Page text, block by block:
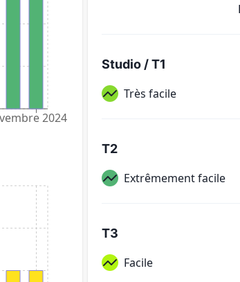
2024
Studio / T1
Très facile
T2
Extrêmement facile
T3
Facile